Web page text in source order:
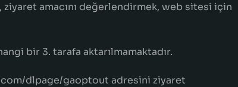
ziyaret amacını değerlendirmek, web sitesi için
bir 3. tarafa aktarılmamaktadır.
dlpage/gaoptout adresini ziyaret